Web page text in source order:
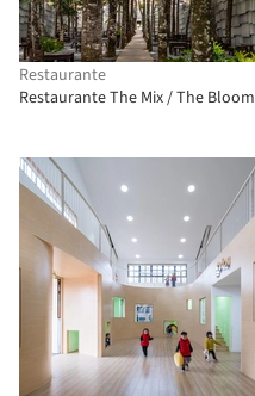
Restaurante
Restaurante The Mix / The Bloom